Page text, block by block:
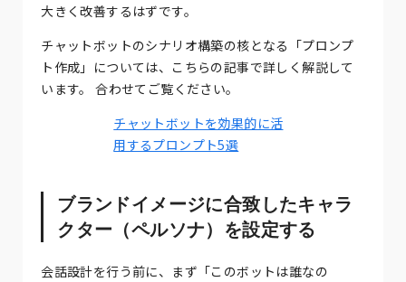
大きく改善するはずです。
チャットボットのシナリオ構築の核となる「プロンプ
ト作成」については、こちらの記事で詳しく解説して
います。 合わせてご覧ください。
チャットボットを効果的に活
用するプロンプト5選
ブランドイメージに合致したキャラ
クター（ペルソナ）を設定する
会話設計を行う前に、まず「このボットは誰なの